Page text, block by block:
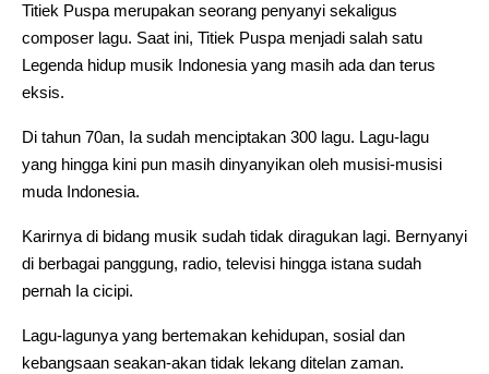
Titiek Puspa merupakan seorang penyanyi sekaligus
composer lagu. Saat ini, Titiek Puspa menjadi salah satu
Legenda hidup musik Indonesia yang masih ada dan terus
eksis.
Di tahun 70an, Ia sudah menciptakan 300 lagu. Lagu-lagu
yang hingga kini pun masih dinyanyikan oleh musisi-musisi
muda Indonesia.
Karirnya di bidang musik sudah tidak diragukan lagi. Bernyanyi
di berbagai panggung, radio, televisi hingga istana sudah
pernah Ia cicipi.
Lagu-lagunya yang bertemakan kehidupan, sosial dan
kebangsaan seakan-akan tidak lekang ditelan zaman.